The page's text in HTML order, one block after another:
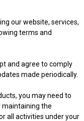
our website, services,
terms and
and agree to comply
made periodically.
you may need to
maintaining the
all activities under your